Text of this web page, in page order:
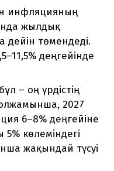
инфляцияның
жылдық
дейін төмендеді.
деңгейінде
– оң үрдістің
2027
6–8% деңгейіне
көлеміндегі
жақындай түсуі